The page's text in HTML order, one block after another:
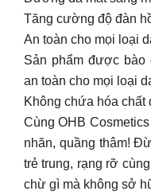
Tăng cường độ đàn
An toàn cho mọi loại
Sản phẩm được bào
an toàn cho mọi loại
Không chứa hóa chất
Cùng OHB
nhăn, quầng thâm!
trẻ trung, rạng rỡ
chừ gì mà không sở